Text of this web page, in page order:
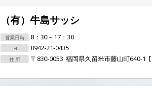
（有）牛島サッシ
8：30～17：30
0942-21-0435
〒830-0053 福岡県久留米市藤山町640-1 【